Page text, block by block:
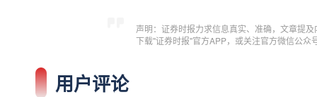
声明：证券时报力求信息真实、准确，文章提
下载"证券时报"官方APP，或关注官方微信公
用户评论